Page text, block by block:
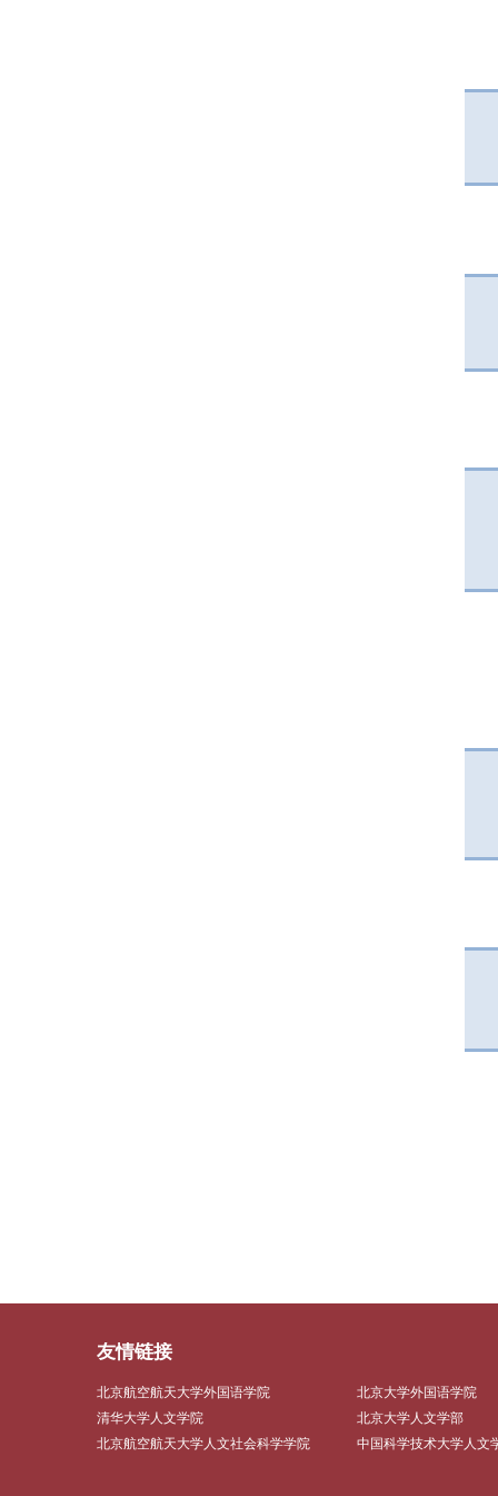
友情链接
北京航空航天大学外国语学院
北京大学外国语学院
清华大学人文学院
北京大学人文学部
北京航空航天大学人文社会科学学院
中国科学技术大学人文